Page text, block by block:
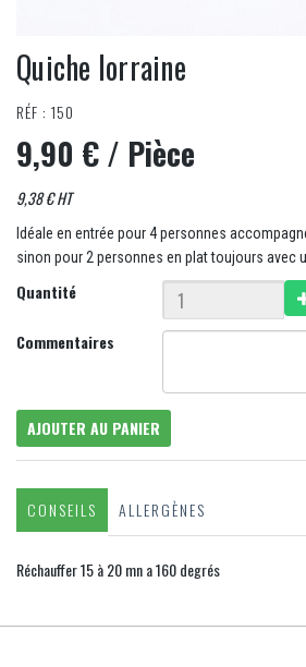
Quiche lorraine
RÉF : 150
9,90 €/ Pièce
9,38 € HT
Idéale en entrée pour 4 personnes
sinon pour 2 personnes en plat toujours avec
Quantité
Commentaires
AJOUTER AU PANIER
CONSEILS ALLERGÈNES
Réchauffer 15 à 20 mn a 160 degrés